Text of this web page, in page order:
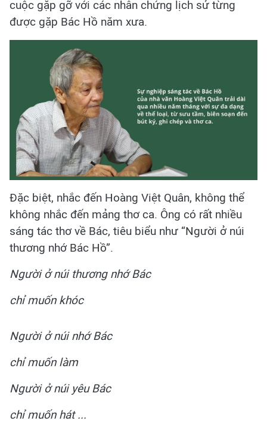
cuộc gặp gỡ với các nhân chứng lịch sử từng
được gặp Bác Hồ năm xưa.
Đặc biệt, nhắc đến Hoàng Việt Quân, không thể
không nhắc đến mảng thơ ca. Ông có rất nhiều
sáng tác thơ về Bác, tiêu biểu như “Người ở núi
thương nhớ Bác Hồ”.
Người ở núi thương nhớ Bác
chỉ muốn khóc
Người ở núi nhớ Bác
chỉ muốn làm
Người ở núi yêu Bác
chỉ muốn hát ...